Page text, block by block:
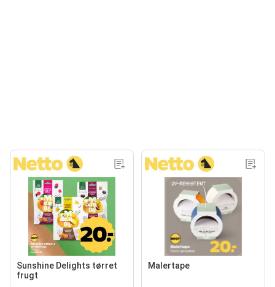
Sunshine Delights tørret
frugt
Malertape